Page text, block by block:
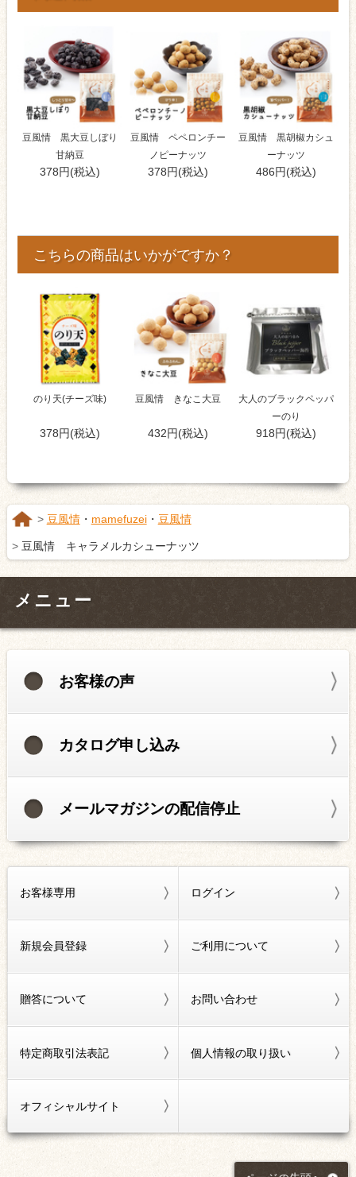
豆風情 黒大豆しぼり
甘納豆
378円(税込)
豆風情 ペペロンチー
ノピーナッツ
378円(税込)
豆風情 黒胡椒カシュ
ーナッツ
486円(税込)
こちらの商品はいかがですか？
のり天(チーズ味)
378円(税込)
豆風情 きなこ大豆
432円(税込)
大人のブラックペッパ
ーのり
918円(税込)
豆風情・ mamefuzei・ 豆風情
豆風情 キャラメルカシューナッツ
メニュー
お客様の声
カタログ申し込み
メールマガジンの配信停止
お客様専用 ログイン
新規会員登録 ご利用について
贈答について お問い合わせ
特定商取引法表記 個人情報の取り扱い
オフィシャルサイト